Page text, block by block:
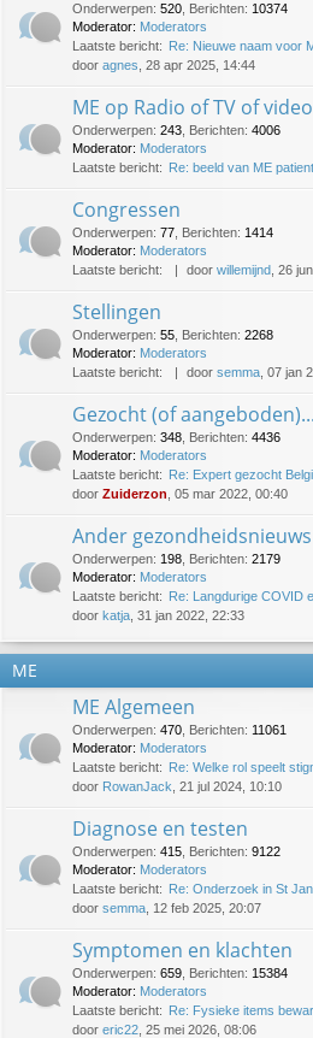
Onderwerpen: 520 Berichten: 10374
Moderator: Moderators
Laatste bericht: Re: Nieuwe naam voor
door agnes , 28 apr 2025, 14:44
ME op Radio of TV of video
Onderwerpen: 243 Berichten: 4006
Moderator: Moderators
Laatste bericht: Re: beeld van ME patient
Congressen
Onderwerpen: 77 Berichten: 1414
Moderator: Moderators
Laatste bericht:
door willemijnd , 26
Stellingen
Onderwerpen: 55 Berichten: 2268
Moderator: Moderators
Laatste bericht:
door semma , 07 jan
Gezocht (of
Onderwerpen: 348 Berichten: 4436
Moderator: Moderators
Laatste bericht: Re: Expert gezocht
door Zuiderzon , 05 mar 2022, 00:40
Ander
Onderwerpen: 198 Berichten: 2179
Moderator: Moderators
Laatste bericht: Re: Langdurige COVID
door katja , 31 jan 2022, 22:33
ME
ME Algemeen
Onderwerpen: 470 Berichten: 11061
Moderator: Moderators
Laatste bericht: Re: Welke rol speelt
door RowanJack , 21 jul 2024, 10:10
Diagnose en testen
Onderwerpen: 415 Berichten: 9122
Moderator: Moderators
Laatste bericht: Re: Onderzoek in St
door semma , 12 feb 2025, 20:07
Symptomen en klachten
Onderwerpen: 659 Berichten: 15384
Moderator: Moderators
Laatste bericht: Re: Fysieke items
door eric22 , 25 mei 2026, 08:06